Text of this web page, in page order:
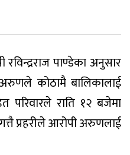
रविन्द्रराज पाण्डेका अनुसार
कोठामै बालिकालाई
परिवारले राति १२ बजेमा
प्रहरीले आरोपी अरुणलाई